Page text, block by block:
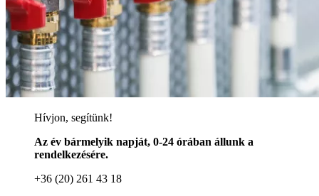
Hívjon, segítünk!
Az év bármelyik napját, 0-24 órában állunk a
rendelkezésére.
+36 (20) 261 43 18